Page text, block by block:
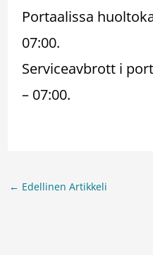
Portaalissa
07:00.
Serviceavbrott i
– 07:00.
← Edellinen Artikkeli